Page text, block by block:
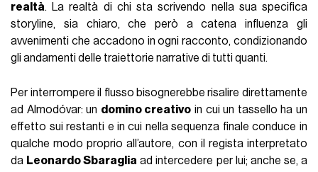
realtà. La realtà di chi sta scrivendo nella sua specifica
storyline, sia chiaro, che però a catena influenza gli
avvenimenti che accadono in ogni racconto, condizionando
gli andamenti delle traiettorie narrative di tutti quanti.
Per interrompere il flusso bisognerebbe risalire direttamente
ad Almodóvar: un domino creativo in cui un tassello ha un
effetto sui restanti e in cui nella sequenza finale conduce in
qualche modo proprio all’autore, con il regista interpretato
da Leonardo Sbaraglia ad intercedere per lui; anche se, a